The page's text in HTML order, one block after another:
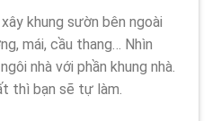
khung sườn bên ngoài
mái, cầu thang… Nhìn
nhà với phần khung nhà.
thì bạn sẽ tự làm.